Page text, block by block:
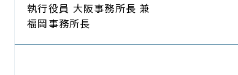
執行役員 大阪事務所長 兼
福岡事務所長